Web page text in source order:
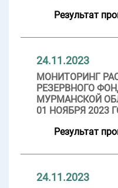
Результат
24.11.2023
МОНИТОРИНГ
РЕЗЕРВНОГО
МУРМАНСКОЙ
01 НОЯБРЯ 2023
Результат
24.11.2023